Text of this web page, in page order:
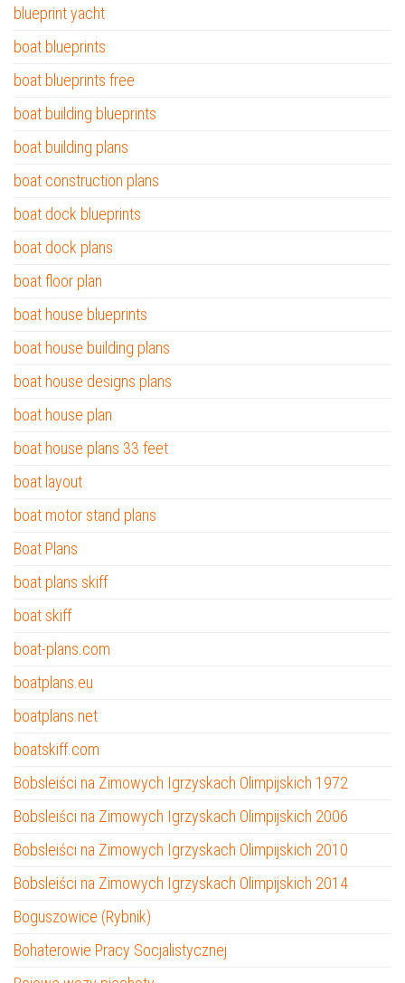
blueprint yacht
boat blueprints
boat blueprints free
boat building blueprints
boat building plans
boat construction plans
boat dock blueprints
boat dock plans
boat floor plan
boat house blueprints
boat house building plans
boat house designs plans
boat house plan
boat house plans 33 feet
boat layout
boat motor stand plans
Boat Plans
boat plans skiff
boat skiff
boat-plans.com
boatplans.eu
boatplans.net
boatskiff.com
Bobsleiści na Zimowych Igrzyskach Olimpijskich 1972
Bobsleiści na Zimowych Igrzyskach Olimpijskich 2006
Bobsleiści na Zimowych Igrzyskach Olimpijskich 2010
Bobsleiści na Zimowych Igrzyskach Olimpijskich 2014
Boguszowice (Rybnik)
Bohaterowie Pracy Socjalistycznej